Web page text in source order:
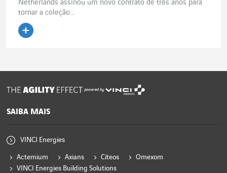
Netherlands assinou um novo contrato de três anos para
tornar a coleção...
powered by
SAIBA MAIS
VINCI Energies
Actemium Axians Citeos
Omexom
VINCI Energies Building Solutions